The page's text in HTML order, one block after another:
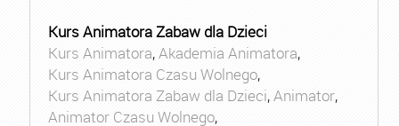
Kurs Animatora Zabaw dla Dzieci
Kurs Animatora,Akademia Animatora,
Kurs Animatora Czasu Wolnego,
Kurs Animatora Zabaw dla Dzieci,Animator,
Animator Czasu Wolnego,